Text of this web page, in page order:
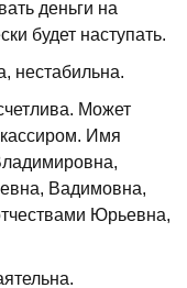
деньги на
будет наступать.
нестабильна.
Может
Имя
Вадимовна,
Юрьевна,